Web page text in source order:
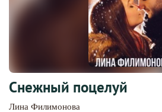
Снежный поцелуй
Лина Филимонова